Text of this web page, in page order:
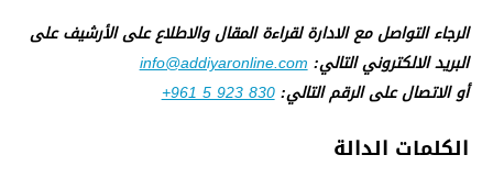
الرجاء التواصل مع الادارة لقراءة المقال والاطلاع على الأرشيف على
البريد الالكتروني التالي:info@addiyaronline.com
أو الاتصال على الرقم التالي:+961 5 923 830
الكلمات الدالة